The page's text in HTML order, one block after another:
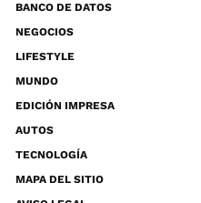
BANCO DE DATOS
NEGOCIOS
LIFESTYLE
MUNDO
EDICIÓN IMPRESA
AUTOS
TECNOLOGÍA
MAPA DEL SITIO